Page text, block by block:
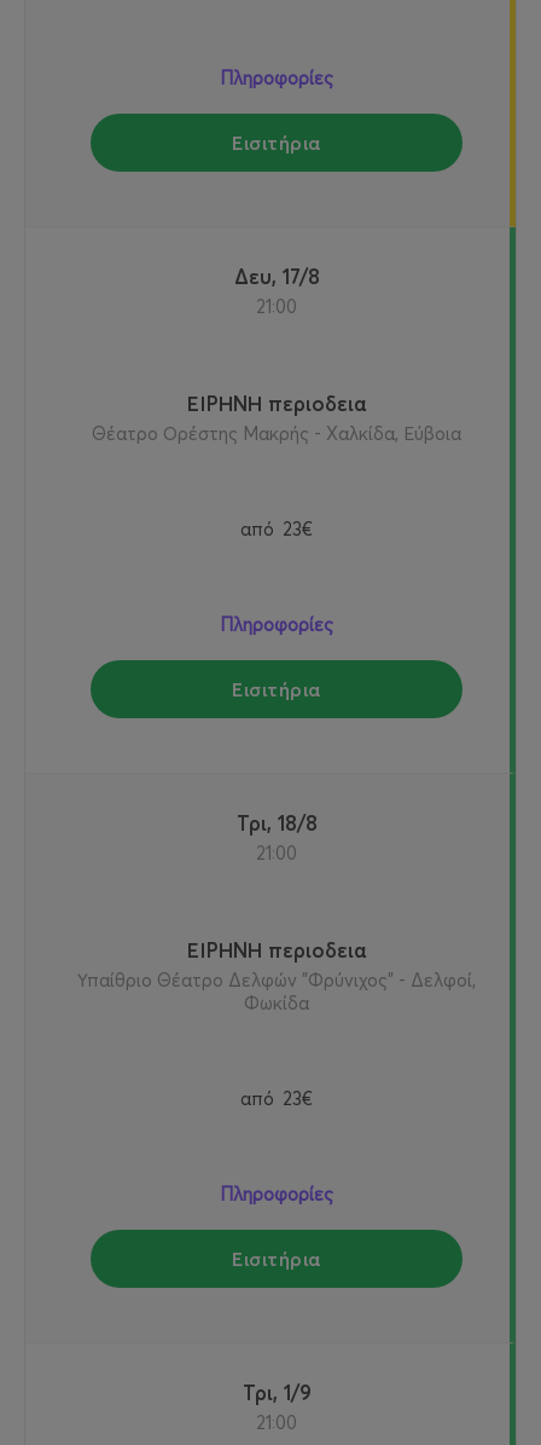
Πληροφορίες
Εισιτήρια
Δευ, 17/8
21:00
ΕΙΡΗΝΗ περιοδεια
Θέατρο Ορέστης Μακρής - Χαλκίδα, Εύβοια
από 23€
Πληροφορίες
Εισιτήρια
Τρι, 18/8
21:00
ΕΙΡΗΝΗ περιοδεια
Υπαίθριο Θέατρο Δελφών "Φρύνιχος" - Δελφοί,
Φωκίδα
από 23€
Πληροφορίες
Εισιτήρια
Τρι, 1/9
21:00